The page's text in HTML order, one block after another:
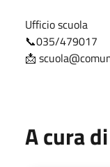
Ufficio scuola
📞035/479017
📩
A cura di